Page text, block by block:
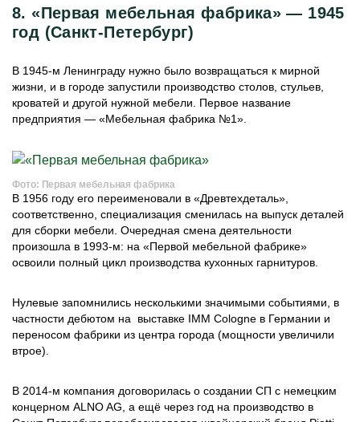
8. «Первая мебельная фабрика» — 1945
год (Санкт-Петербург)
В 1945-м Ленинграду нужно было возвращаться к мирной
жизни, и в городе запустили производство столов, стульев,
кроватей и другой нужной мебели. Первое название
предприятия — «Мебельная фабрика №1».
Фото: Первая мебельная фабрика
В 1956 году его переименовали в «Древтехдеталь»,
соответственно, специализация сменилась на выпуск деталей
для сборки мебели. Очередная смена деятельности
произошла в 1993-м: на «Первой мебельной фабрике»
освоили полный цикл производства кухонных гарнитуров.
Нулевые запомнились несколькими значимыми событиями, в
частности дебютом на выставке IMM Cologne в Германии и
переносом фабрики из центра города (мощности увеличили
втрое).
В 2014-м компания договорилась о создании СП с немецким
концерном ALNO AG, а ещё через год на производство в